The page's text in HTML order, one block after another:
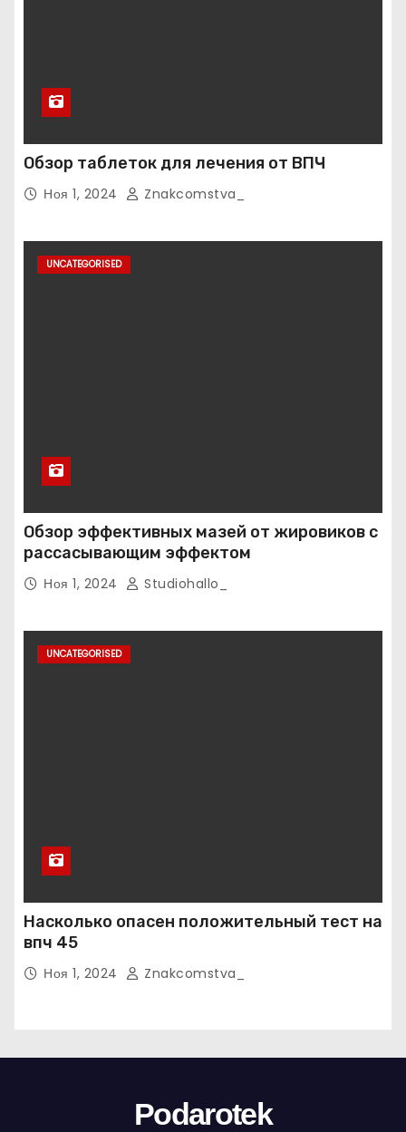
Обзор таблеток для лечения от ВПЧ
Ноя 1, 2024 Znakcomstva_
UNCATEGORISED
Обзор эффективных мазей от жировиков с
рассасывающим эффектом
Ноя 1, 2024 Studiohallo_
UNCATEGORISED
Насколько опасен положительный тест на
впч 45
Ноя 1, 2024 Znakcomstva_
Podarotek